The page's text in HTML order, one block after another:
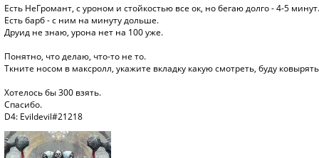
Есть НеГромант, с уроном и стойкостью все ок, но бегаю долго - 4-5 минут.
Есть барб - с ним на минуту дольше.
Друид не знаю, урона нет на 100 уже.
Понятно, что делаю, что-то не то.
Ткните носом в максролл, укажите вкладку какую смотреть, буду
Хотелось бы 300 взять.
Спасибо.
D4: Evildevil#21218